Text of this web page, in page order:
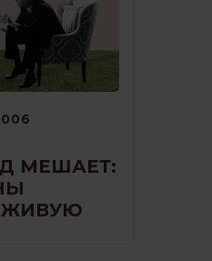
МЕШАЕТ:
ЖИВУЮ